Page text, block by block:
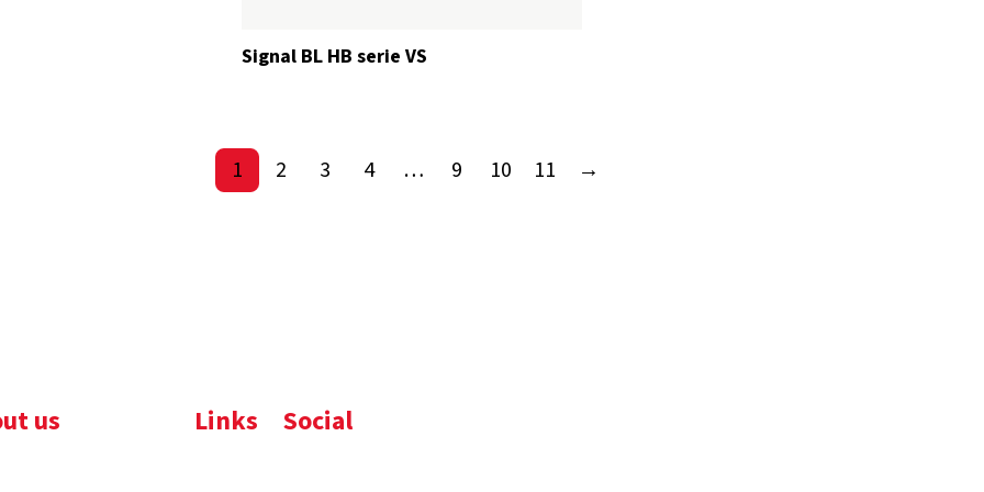
Signal BL HB serie VS
1 2 3 4 … 9 10 11 →
us Links Social